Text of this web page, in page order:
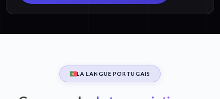
LA LANGUE PORTUGAIS